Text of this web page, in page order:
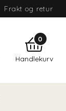
Frakt og retur
0
Handlekurv